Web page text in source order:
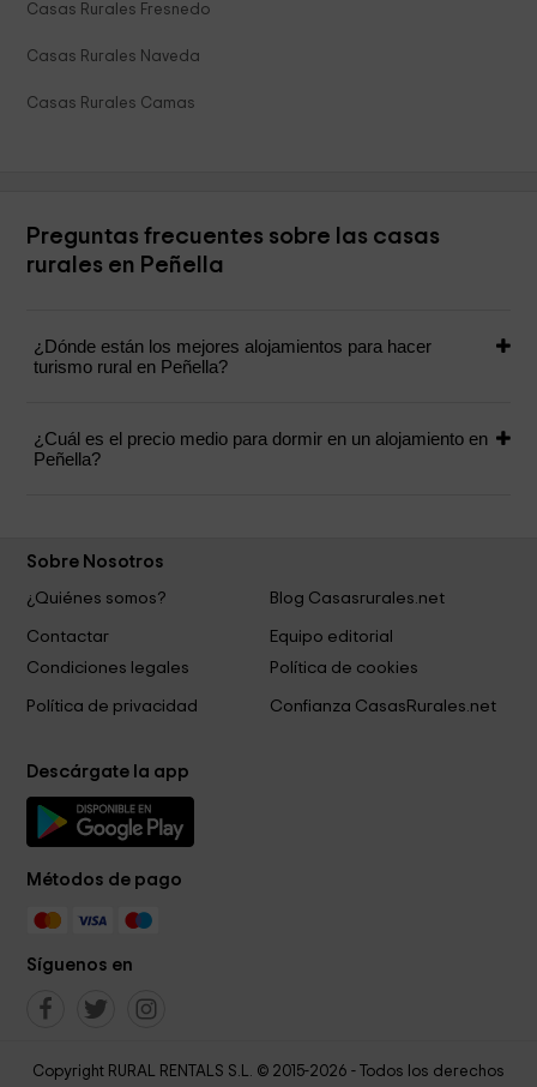
Casas Rurales Fresnedo
Casas Rurales Naveda
Casas Rurales Camas
Preguntas frecuentes sobre las casas
rurales en Peñella
¿Dónde están los mejores alojamientos para hacer
turismo rural en Peñella?
¿Cuál es el precio medio para dormir en un alojamiento en
Peñella?
Sobre Nosotros
¿Quiénes somos?
Blog Casasrurales.net
Contactar
Equipo editorial
Condiciones legales
Política de cookies
Política de privacidad Confianza CasasRurales.net
Descárgate la app
Métodos de pago
Síguenos en
Copyright RURAL RENTALS S.L. © 2015-2026 - Todos los derechos